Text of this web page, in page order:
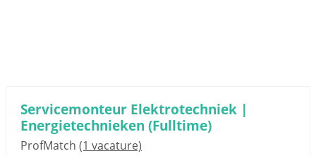
Servicemonteur Elektrotechniek |
Energietechnieken (Fulltime)
ProfMatch (1 vacature)